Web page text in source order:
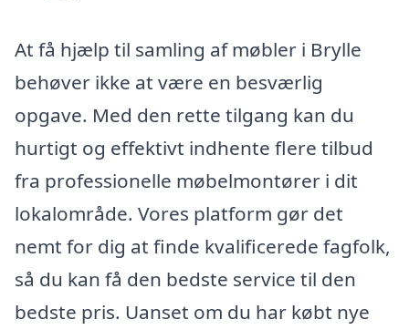
At få hjælp til samling af møbler i Brylle
behøver ikke at være en besværlig
opgave. Med den rette tilgang kan du
hurtigt og effektivt indhente flere tilbud
fra professionelle møbelmontører i dit
lokalområde. Vores platform gør det
nemt for dig at finde kvalificerede fagfolk,
så du kan få den bedste service til den
bedste pris. Uanset om du har købt nye